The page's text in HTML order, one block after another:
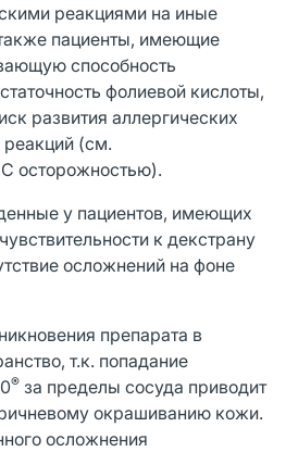
реакциями на иные
пациенты, имеющие
способность
фолиевой кислоты,
развития аллергических
(см.
осторожностью).
у пациентов, имеющих
к декстрану
осложнений на фоне
препарата в
т.к. попадание
® за пределы сосуда приводит
окрашиванию кожи.
осложнения